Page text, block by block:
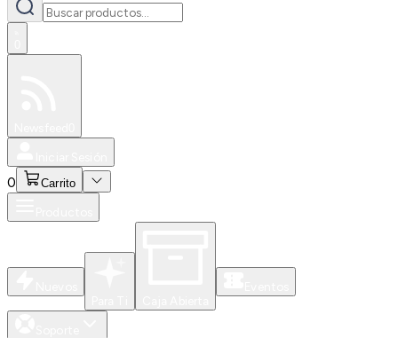
0 Carrito